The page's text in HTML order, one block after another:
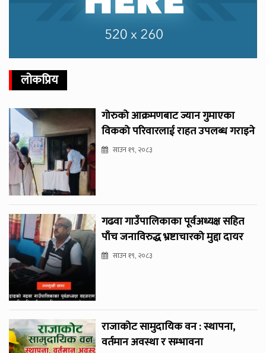
लोकप्रिय
गोरुको आक्रमणबाट ज्यान गुमाएका
विकको परिवारलाई राहत उपलब्ध गराइने
साउन १९, २०८३
गढवा गाउँपालिकाका पूर्वअध्यक्ष सहित
पाँच जनाविरुद्ध भ्रष्टाचारको मुद्दा दायर
साउन १९, २०८३
राजाकोट सामुदायिक वन : स्थापना,
वर्तमान अवस्था र सम्भावना